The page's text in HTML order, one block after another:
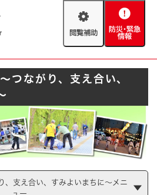
閲
助
防
緊
急
大
青
救急・消防
AED設置箇所
とじる
ながり、支え合い、
支え合い、すみよいまちに～メニ